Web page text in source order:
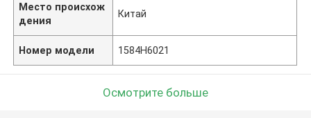
Место происхож
дения
Китай
Номер модели 1584H6021
Осмотрите больше